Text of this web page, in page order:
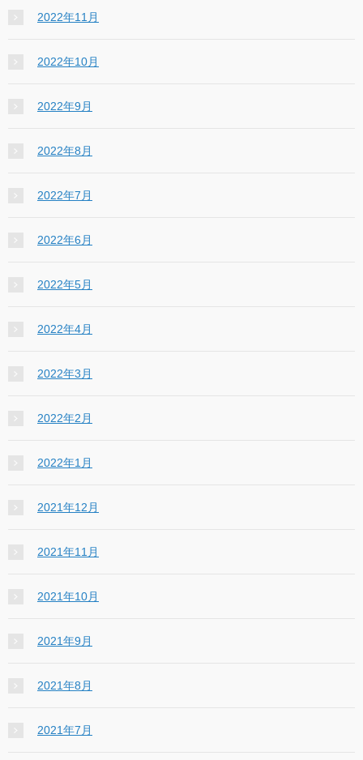
2022年11月
2022年10月
2022年9月
2022年8月
2022年7月
2022年6月
2022年5月
2022年4月
2022年3月
2022年2月
2022年1月
2021年12月
2021年11月
2021年10月
2021年9月
2021年8月
2021年7月